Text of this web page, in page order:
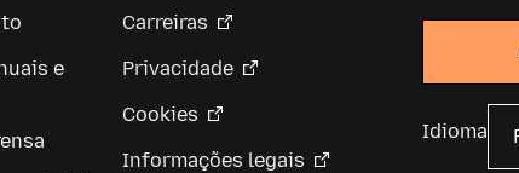
e
Carreiras
Privacidade
Cookies
Informações legais
Idioma